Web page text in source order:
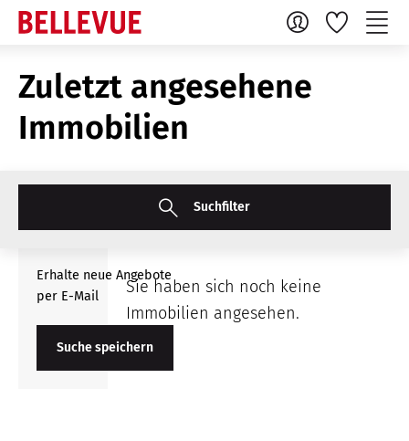
Zuletzt angesehene
Immobilien
Suchfilter
Erhalte neue Angebote
per E-Mail
Suche speichern
Sie haben sich noch keine
Immobilien angesehen.